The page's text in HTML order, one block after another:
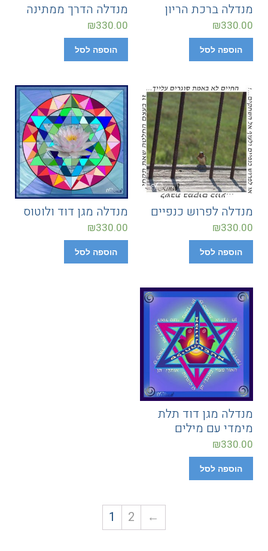
מנדלה ברכת הריון
₪330.00
הוספה לסל
מנדלה הדרך ממתינה
₪330.00
הוספה לסל
מנדלה לפרוש כנפיים
₪330.00
הוספה לסל
מנדלה מגן דוד ולוטוס
₪330.00
הוספה לסל
מנדלה מגן דוד תלת
מימדי עם מילים
₪330.00
הוספה לסל
1 2 ←